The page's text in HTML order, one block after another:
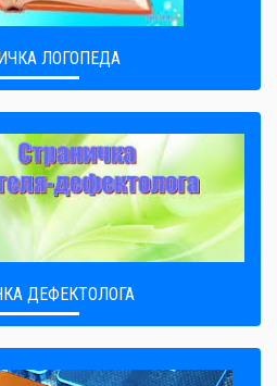
ЛОГОПЕДА
ДЕФЕКТОЛОГА